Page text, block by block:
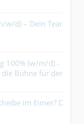
d) – Dein Team.
100% (w/m/d) -
Bühne für den
im Eimer? Du